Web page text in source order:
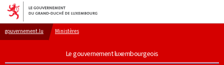
Aller au menu principal
Aller au contenu
gouvernement.lu Ministères
Le gouvernement luxembourgeois